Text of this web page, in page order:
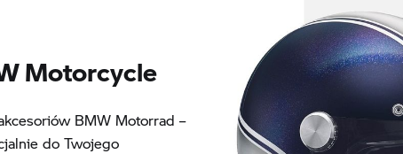
Motorcycle
BMW Motorrad –
do Twojego